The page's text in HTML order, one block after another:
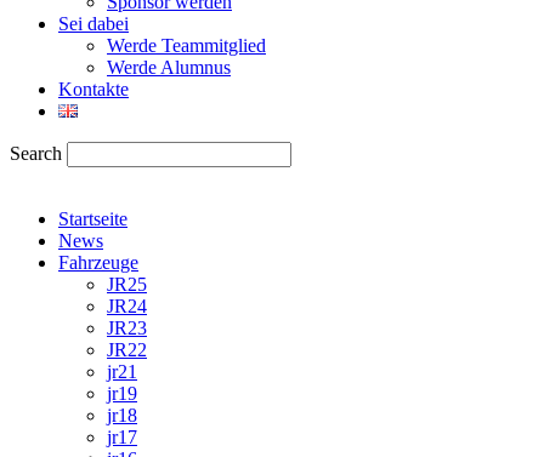
Sei dabei
Werde Teammitglied
Werde Alumnus
Kontakte
Search
Startseite
News
Fahrzeuge
JR25
JR24
JR23
JR22
jr21
jr19
jr18
jr17